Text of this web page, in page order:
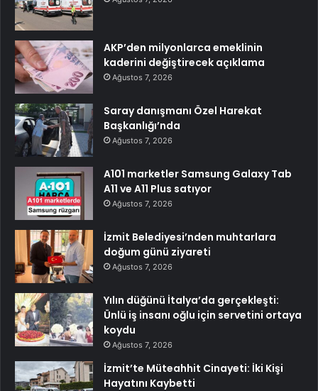
AKP’den milyonlarca emeklinin
kaderini değiştirecek açıklama
Ağustos 7, 2026
Saray danışmanı Özel Harekat
Başkanlığı’nda
Ağustos 7, 2026
A101 marketler Samsung Galaxy Tab
A11 ve A11 Plus satıyor
Ağustos 7, 2026
İzmit Belediyesi’nden muhtarlara
doğum günü ziyareti
Ağustos 7, 2026
Yılın düğünü İtalya’da gerçekleşti:
Ünlü iş insanı oğlu için servetini ortaya
koydu
Ağustos 7, 2026
İzmit’te Müteahhit Cinayeti: İki Kişi
Hayatını Kaybetti